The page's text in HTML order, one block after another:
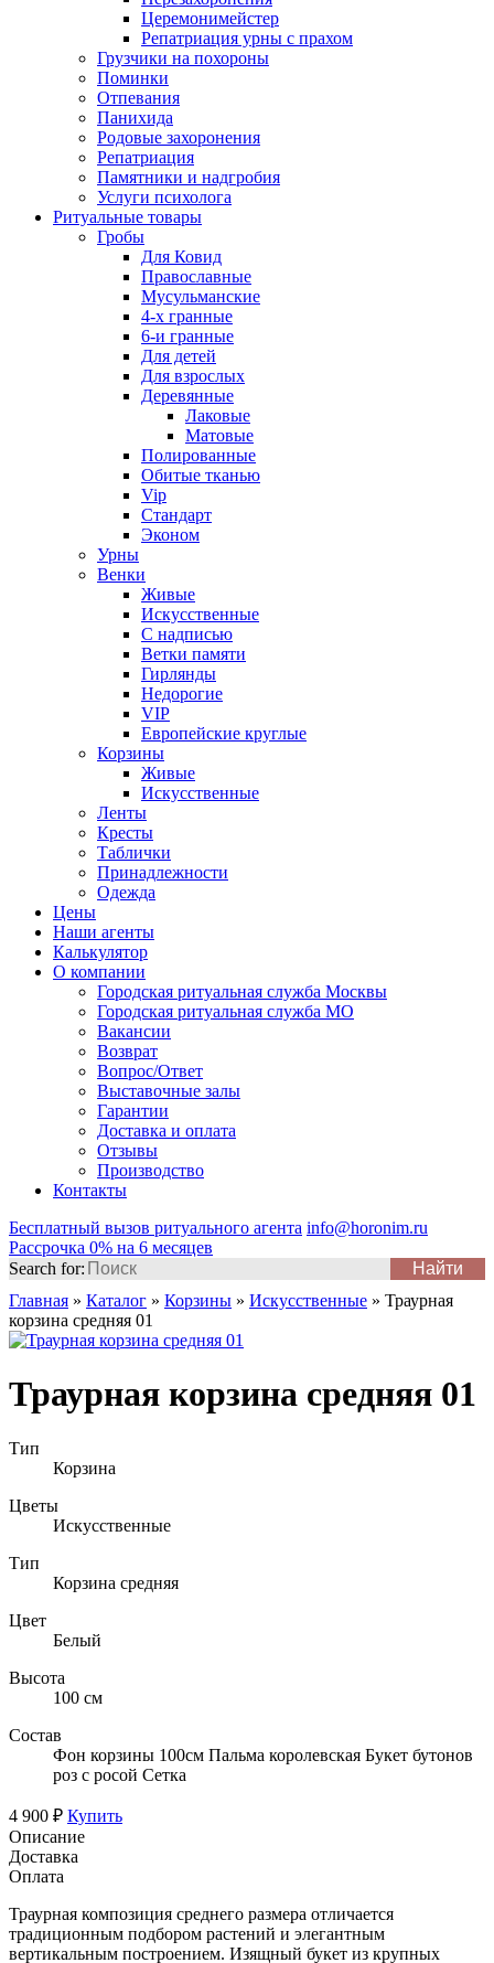
Церемонимейстер
Репатриация урны с прахом
Грузчики на похороны
Поминки
Отпевания
Панихида
Родовые захоронения
Репатриация
Памятники и надгробия
Услуги психолога
Ритуальные товары
Гробы
Для Ковид
Православные
Мусульманские
4-х гранные
6-и гранные
Для детей
Для взрослых
Деревянные
Лаковые
Матовые
Полированные
Обитые тканью
Vip
Стандарт
Эконом
Урны
Венки
Живые
Искусственные
С надписью
Ветки памяти
Гирлянды
Недорогие
VIP
Европейские круглые
Корзины
Живые
Искусственные
Ленты
Кресты
Таблички
Принадлежности
Одежда
Цены
Наши агенты
Калькулятор
О компании
Городская ритуальная служба Москвы
Городская ритуальная служба МО
Вакансии
Возврат
Вопрос/Ответ
Выставочные залы
Гарантии
Доставка и оплата
Отзывы
Производство
Контакты
Бесплатный вызов ритуального агента info@horonim.ru
Рассрочка 0% на 6 месяцев
Search for:
Главная » Каталог » Корзины » Искусственные » Траурная
корзина средняя 01
Траурная корзина средняя 01
Тип
Корзина
Цветы
Искусственные
Тип
Корзина средняя
Цвет
Белый
Высота
100 см
Состав
Фон корзины 100см Пальма королевская Букет бутонов
роз с росой Сетка
4 900 ₽ Купить
Описание
Доставка
Оплата
Траурная композиция среднего размера отличается
традиционным подбором растений и элегантным
вертикальным построением. Изящный букет из крупных